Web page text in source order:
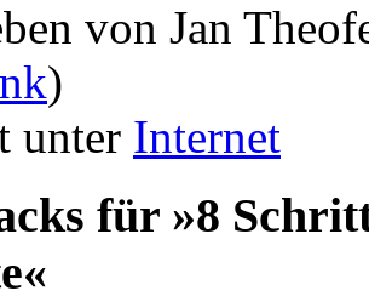
von Jan
)
unter Internet
für »8